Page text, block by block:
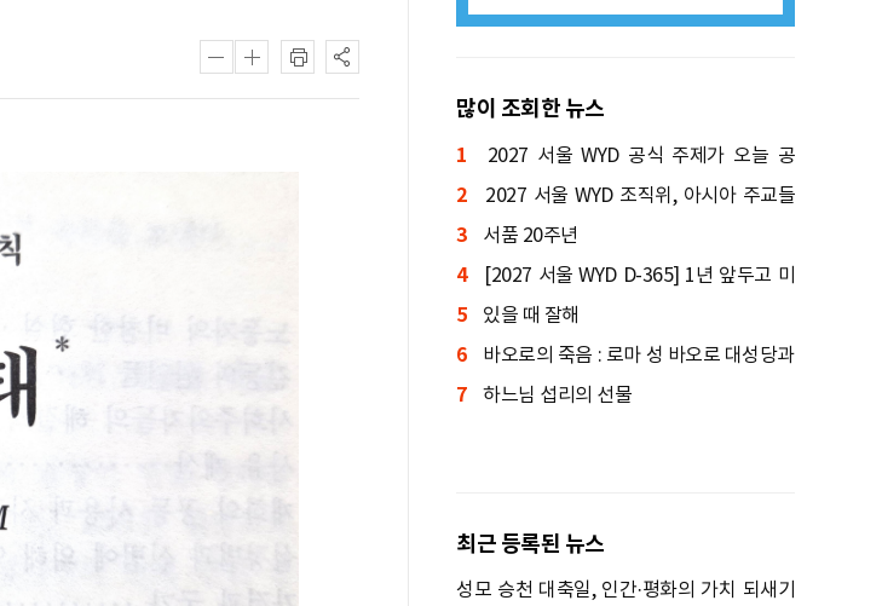
많이 조회한 뉴스
1
2027 서울 WYD 공식 주제가 오늘 공
개…한국인 곡 선정
2
2027 서울 WYD 조직위, 아시아 주교들
에게 준비 현황 소개
3 서품 20주년
4
[2027 서울 WYD D-365] 1년 앞두고 미
니 WYD 열린다
5 있을 때 잘해
6
바오로의 죽음 : 로마 성 바오로 대성당과
세 분수의 바오로 성당
7 하느님 섭리의 선물
최근 등록된 뉴스
성모 승천 대축일, 인간·평화의 가치 되새기